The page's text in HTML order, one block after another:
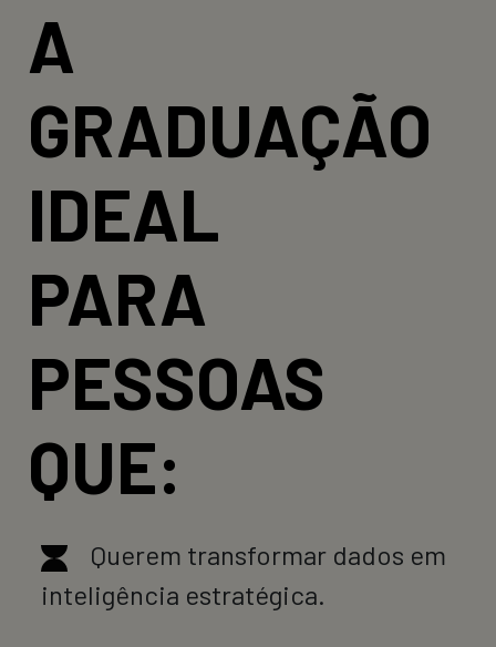
A
GRADUAÇÃO
IDEAL
PARA
PESSOAS
QUE:
Querem transformar dados em
inteligência estratégica.